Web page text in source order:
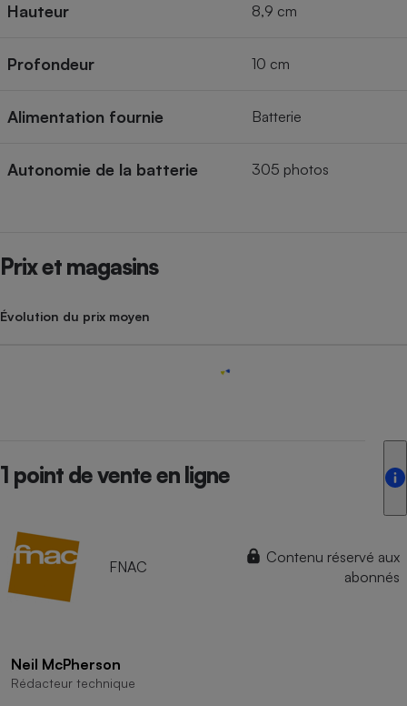
Hauteur 8,9 cm
Profondeur 10 cm
Alimentation fournie Batterie
Autonomie de la batterie 305 photos
Prix et magasins
Évolution du prix moyen
1 point de vente en ligne
FNAC
Contenu réservé aux
abonnés
Neil McPherson
Rédacteur technique